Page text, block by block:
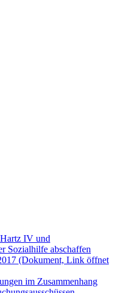
IV und
Sozialhilfe abschaffen
(Dokument, Link öffnet
im Zusammenhang